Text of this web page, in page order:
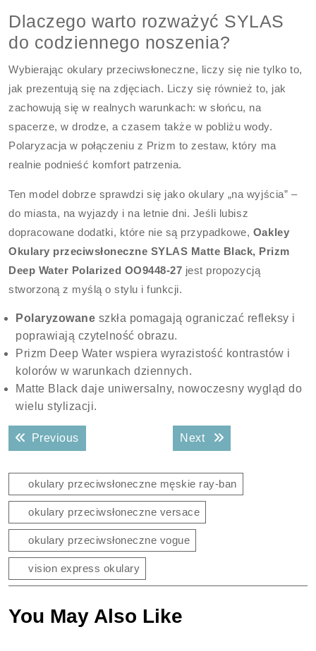
Dlaczego warto rozważyć SYLAS
do codziennego noszenia?
Wybierając okulary przeciwsłoneczne, liczy się nie tylko to,
jak prezentują się na zdjęciach. Liczy się również to, jak
zachowują się w realnych warunkach: w słońcu, na
spacerze, w drodze, a czasem także w pobliżu wody.
Polaryzacja w połączeniu z Prizm to zestaw, który ma
realnie podnieść komfort patrzenia.
Ten model dobrze sprawdzi się jako okulary „na wyjścia” –
do miasta, na wyjazdy i na letnie dni. Jeśli lubisz
dopracowane dodatki, które nie są przypadkowe, Oakley
Okulary przeciwsłoneczne SYLAS Matte Black, Prizm
Deep Water Polarized OO9448-27 jest propozycją
stworzoną z myślą o stylu i funkcji.
Polaryzowane szkła pomagają ograniczać refleksy i
poprawiają czytelność obrazu.
Prizm Deep Water wspiera wyrazistość kontrastów i
kolorów w warunkach dziennych.
Matte Black daje uniwersalny, nowoczesny wygląd do
wielu stylizacji.
Nawigacja
wpisuPreviousPrevious post: Next Next post:
okulary przeciwsłoneczne męskie ray-ban
okulary przeciwsłoneczne versace
okulary przeciwsłoneczne vogue
vision express okulary
You May Also Like